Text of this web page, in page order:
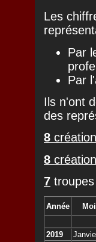
Les
Par
Par
Ils n'ont
des
8
8
7
Année
2019